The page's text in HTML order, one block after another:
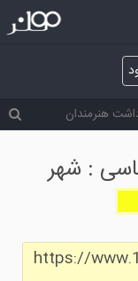
https://